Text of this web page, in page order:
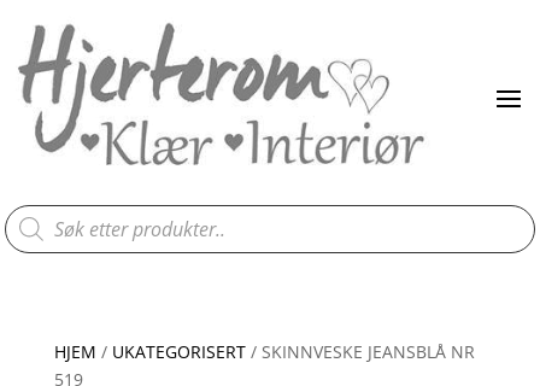
Products
search
HJEM / UKATEGORISERT/ SKINNVESKE JEANSBLÅ NR
519